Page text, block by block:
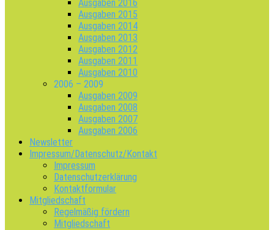
Ausgaben 2016
Ausgaben 2015
Ausgaben 2014
Ausgaben 2013
Ausgaben 2012
Ausgaben 2011
Ausgaben 2010
2006 – 2009
Ausgaben 2009
Ausgaben 2008
Ausgaben 2007
Ausgaben 2006
Newsletter
Impressum/Datenschutz/Kontakt
Impressum
Datenschutzerklärung
Kontaktformular
Mitgliedschaft
Regelmäßig fördern
Mitgliedschaft